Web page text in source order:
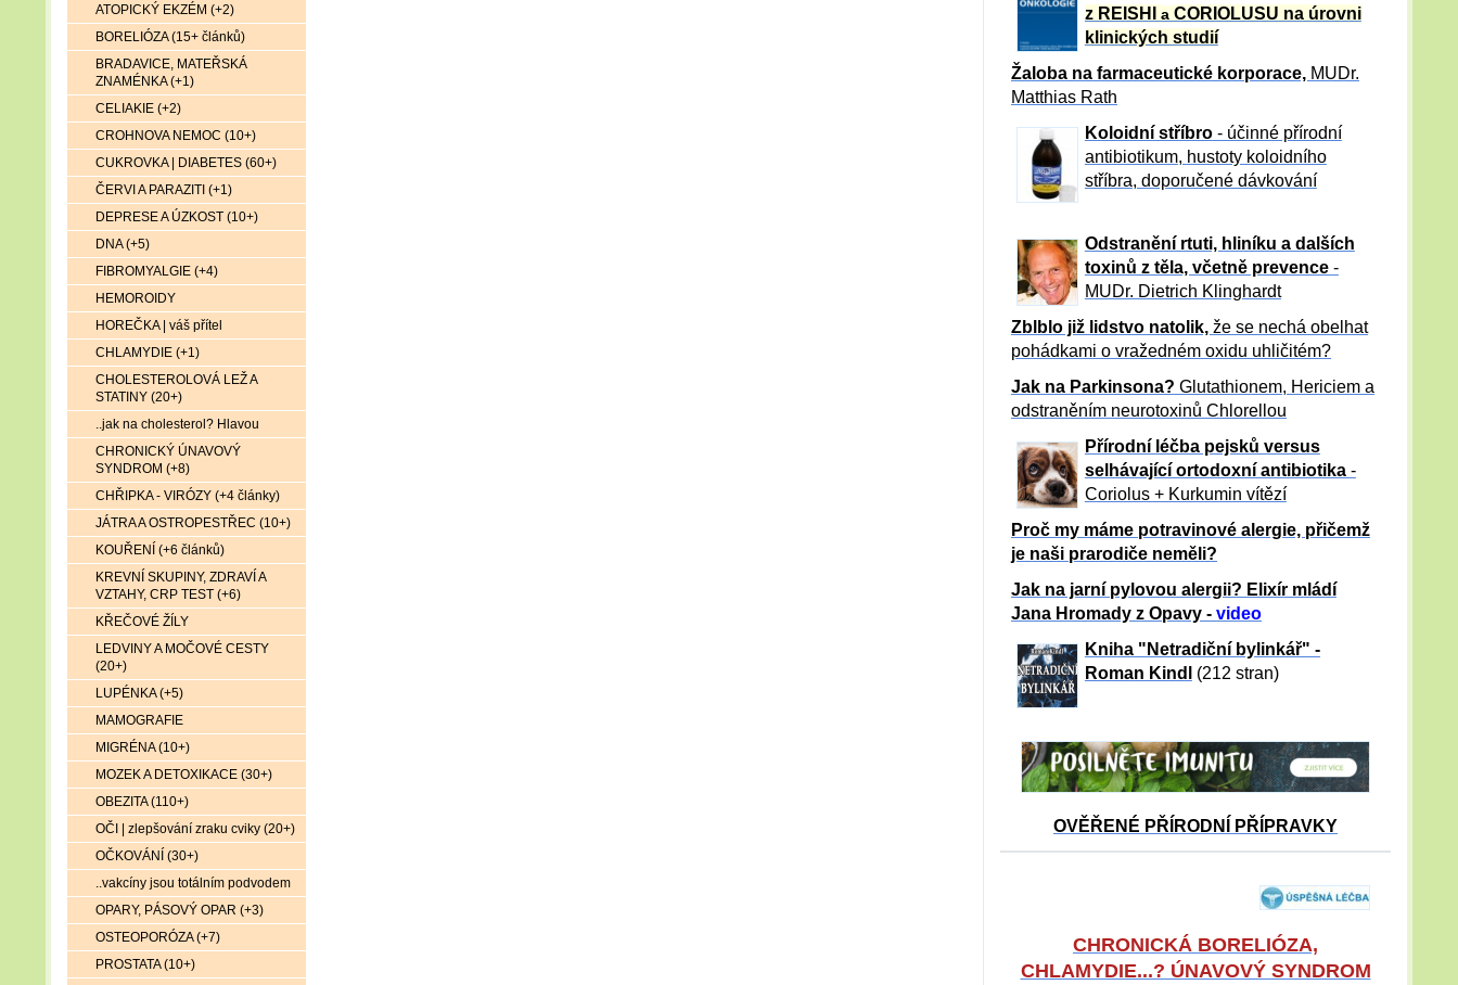
z REISHI a CORIOLUSU na úrovni
klinických studií
Žaloba na farmaceutické korporace, MUDr.
Matthias Rath
Koloidní stříbro- účinné přírodní
antibiotikum, hustoty koloidního
stříbra, doporučené dávkování
Odstranění rtuti, hliníku a dalších
toxinů z těla, včetně prevence -
MUDr. Dietrich Klinghardt
Zblblo již lidstvo natolik, že se nechá obelhat
pohádkami o vražedném oxidu uhličitém?
Jak na Parkinsona? Glutathionem, Hericiem a
odstraněním neurotoxinů Chlorellou
Přírodní léčba pejsků versus
selhávající ortodoxní antibiotika -
Coriolus + Kurkumin vítězí
Proč my máme potravinové alergie, přičemž
je naši prarodiče neměli?
Jak na jarní pylovou alergii? Elixír mládí
Jana Hromady z Opavy - video
Kniha "Netradiční bylinkář" -
Roman Kindl
(212 stran)
OVĚŘENÉ PŘÍRODNÍ PŘÍPRAVKY
CHRONICKÁ BORELIÓZA,
CHLAMYDIE...? ÚNAVOVÝ SYNDROM
ATOPICKÝ EKZÉM (+2)
BORELIÓZA (15+ článků)
BRADAVICE, MATEŘSKÁ
ZNAMÉNKA (+1)
CELIAKIE (+2)
CROHNOVA NEMOC (10+)
CUKROVKA | DIABETES (60+)
ČERVI A PARAZITI (+1)
DEPRESE A ÚZKOST (10+)
DNA (+5)
FIBROMYALGIE (+4)
HEMOROIDY
HOREČKA | váš přítel
CHLAMYDIE (+1)
CHOLESTEROLOVÁ LEŽ A
STATINY (20+)
..jak na cholesterol? Hlavou
CHRONICKÝ ÚNAVOVÝ
SYNDROM (+8)
CHŘIPKA - VIRÓZY (+4 články)
JÁTRA A OSTROPESTŘEC (10+)
KOUŘENÍ (+6 článků)
KREVNÍ SKUPINY, ZDRAVÍ A
VZTAHY, CRP TEST (+6)
KŘEČOVÉ ŽÍLY
LEDVINY A MOČOVÉ CESTY
(20+)
LUPÉNKA (+5)
MAMOGRAFIE
MIGRÉNA (10+)
MOZEK A DETOXIKACE (30+)
OBEZITA (110+)
OČI | zlepšování zraku cviky (20+)
OČKOVÁNÍ (30+)
..vakcíny jsou totálním podvodem
OPARY, PÁSOVÝ OPAR (+3)
OSTEOPORÓZA (+7)
PROSTATA (10+)